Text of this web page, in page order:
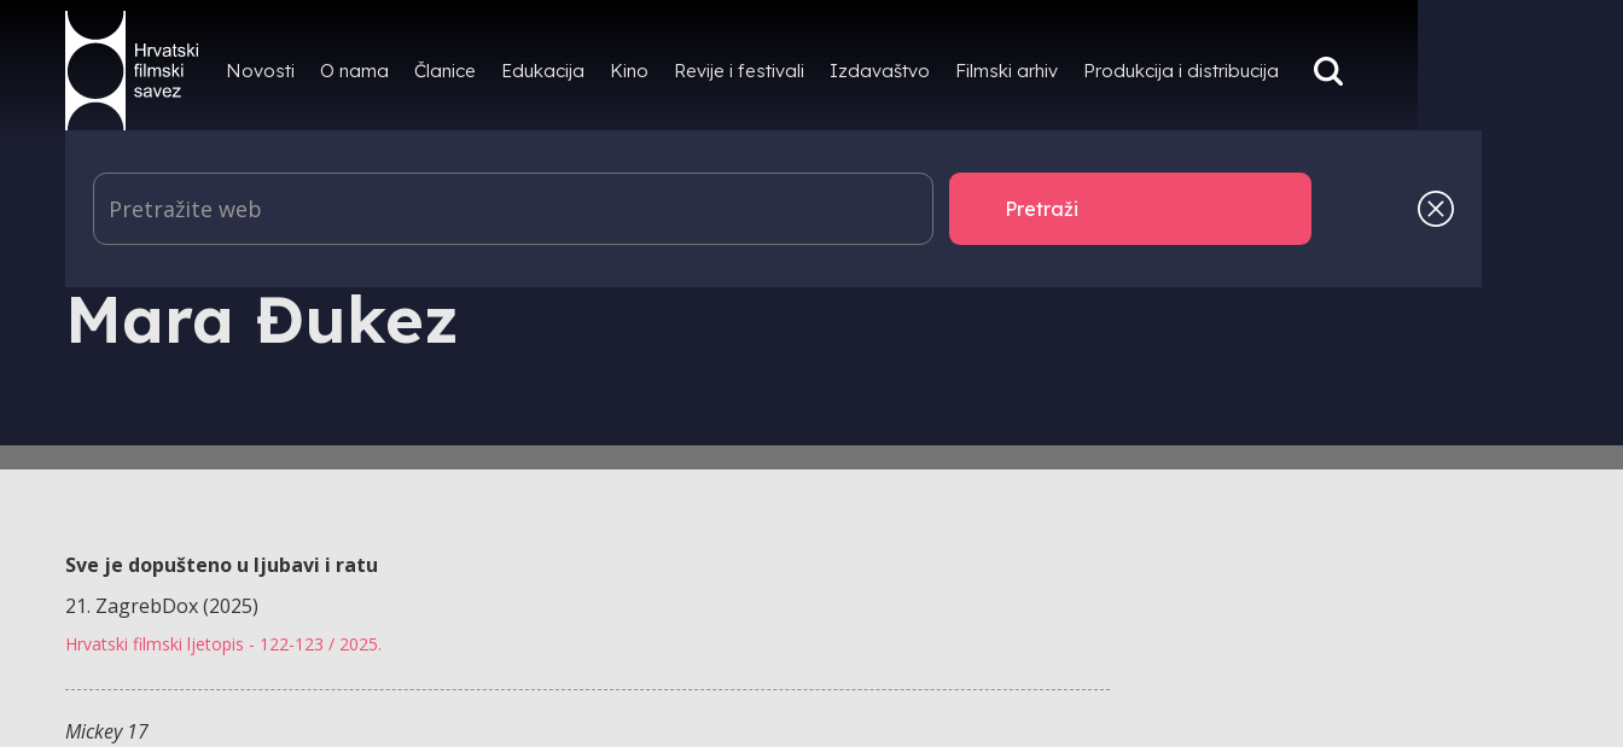
Novosti O nama Članice Edukacija Kino Revije i festivali Izdavaštvo Filmski arhiv Produkcija i distribucija
IZDAVAŠTVO - HRVATSKI FILMSKI LJETOPIS - AUTOR/ICA
Mara Đukez
Sve je dopušteno u ljubavi i ratu
21. ZagrebDox (2025)
Hrvatski filmski ljetopis - 122-123 / 2025.
Mickey 17